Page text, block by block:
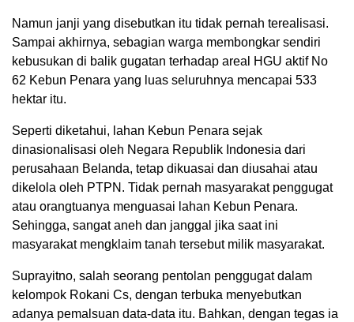
Namun janji yang disebutkan itu tidak pernah terealisasi.
Sampai akhirnya, sebagian warga membongkar sendiri
kebusukan di balik gugatan terhadap areal HGU aktif No
62 Kebun Penara yang luas seluruhnya mencapai 533
hektar itu.
Seperti diketahui, lahan Kebun Penara sejak
dinasionalisasi oleh Negara Republik Indonesia dari
perusahaan Belanda, tetap dikuasai dan diusahai atau
dikelola oleh PTPN. Tidak pernah masyarakat penggugat
atau orangtuanya menguasai lahan Kebun Penara.
Sehingga, sangat aneh dan janggal jika saat ini
masyarakat mengklaim tanah tersebut milik masyarakat.
Suprayitno, salah seorang pentolan penggugat dalam
kelompok Rokani Cs, dengan terbuka menyebutkan
adanya pemalsuan data-data itu. Bahkan, dengan tegas ia